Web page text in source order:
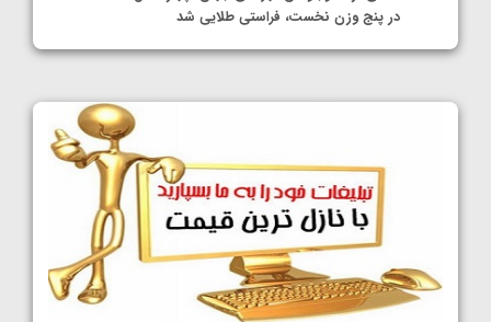
در پنج وزن نخست، فراستی طلایی شد
1405/05/11
کشتی آزاد نوجوانان جهان؛ رقبای نمایندگان
ایران مشخص شدند
1405/05/08
کشتی فرنگی نوجوانان جهان؛ سکوی تیمی
سوم برای ایران